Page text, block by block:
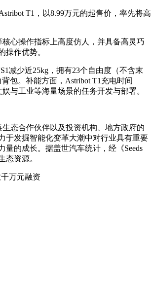
T1，以8.99万元的起售价，率先将高
心操作指标上高度仿人，并具备高灵巧
操作优势。
减少近25kg，拥有23个自由度（不含末
包。补能方面，Astribot T1充电时间
与工业等海量场景的任务开发与部署。
态合作伙伴以及投资机构、地方政府的
于发掘智能化变革大潮中对行业具有重要
的成长。据盖世汽车统计，经《Seeds
态资源。